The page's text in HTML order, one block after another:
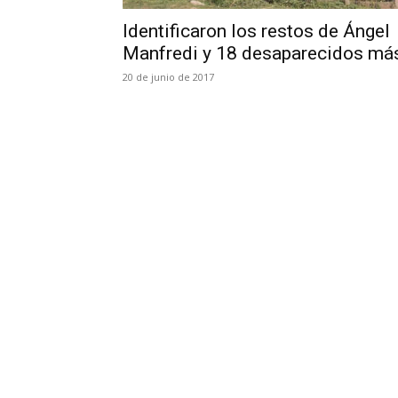
Identificaron los restos de Ángel
Manfredi y 18 desaparecidos
20 de junio de 2017